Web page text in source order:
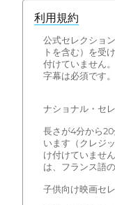
利用規約
公式セレクショ
トを含む）を受
付けていません
字幕は必須です。
ナショナル・セ
長さが4分から
います（クレジ
け付けていませ
は、フランス語
子供向け映画セ